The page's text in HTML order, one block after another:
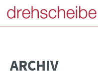
ARCHIV